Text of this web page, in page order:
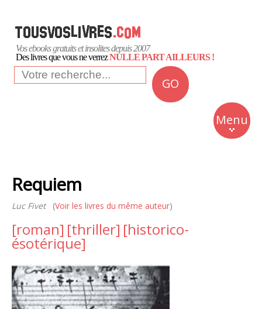
Vos ebooks gratuits et insolites depuis 2007
Des livres que vous ne verrezNULLE PART AILLEURS !
GO
Menu
Insolite
Business
Requiem
Luc Fivet(Voir les livres du même auteur)
[roman] [thriller] [historico-
ésotérique]